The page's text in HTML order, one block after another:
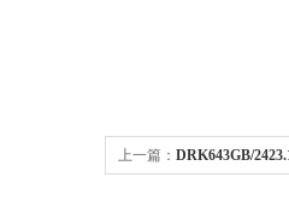
上一篇： DRK643GB/